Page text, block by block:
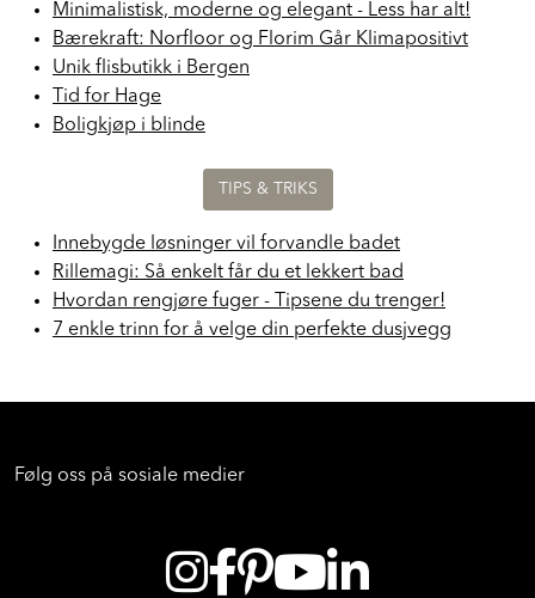
Minimalistisk, moderne og elegant - Less har alt!
Bærekraft: Norfloor og Florim Går Klimapositivt
Unik flisbutikk i Bergen
Tid for Hage
Boligkjøp i blinde
TIPS & TRIKS
Innebygde løsninger vil forvandle badet
Rillemagi: Så enkelt får du et lekkert bad
Hvordan rengjøre fuger - Tipsene du trenger!
7 enkle trinn for å velge din perfekte dusjvegg
Følg oss på sosiale medier